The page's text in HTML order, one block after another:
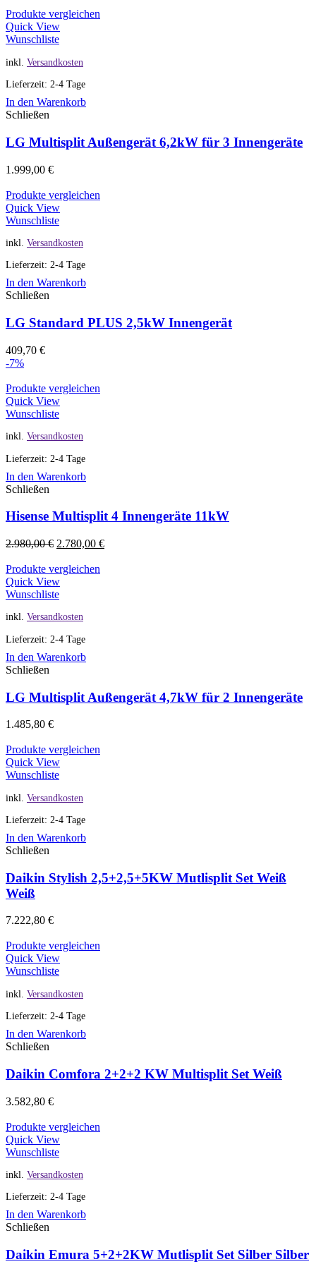
Produkte vergleichen
Quick View
Wunschliste
inkl. Versandkosten
Lieferzeit: 2-4 Tage
In den Warenkorb
Schließen
LG Multisplit Außengerät 6,2kW für 3 Innengeräte
1.999,00 €
Produkte vergleichen
Quick View
Wunschliste
inkl. Versandkosten
Lieferzeit: 2-4 Tage
In den Warenkorb
Schließen
LG Standard PLUS 2,5kW Innengerät
409,70 €
-7%
Produkte vergleichen
Quick View
Wunschliste
inkl. Versandkosten
Lieferzeit: 2-4 Tage
In den Warenkorb
Schließen
Hisense Multisplit 4 Innengeräte 11kW
2.980,00€ 2.780,00 €
Produkte vergleichen
Quick View
Wunschliste
inkl. Versandkosten
Lieferzeit: 2-4 Tage
In den Warenkorb
Schließen
LG Multisplit Außengerät 4,7kW für 2 Innengeräte
1.485,80 €
Produkte vergleichen
Quick View
Wunschliste
inkl. Versandkosten
Lieferzeit: 2-4 Tage
In den Warenkorb
Schließen
Daikin Stylish 2,5+2,5+5KW Mutlisplit Set Weiß
Weiß
7.222,80 €
Produkte vergleichen
Quick View
Wunschliste
inkl. Versandkosten
Lieferzeit: 2-4 Tage
In den Warenkorb
Schließen
Daikin Comfora 2+2+2 KW Multisplit Set Weiß
3.582,80 €
Produkte vergleichen
Quick View
Wunschliste
inkl. Versandkosten
Lieferzeit: 2-4 Tage
In den Warenkorb
Schließen
Daikin Emura 5+2+2KW Mutlisplit Set Silber Silber